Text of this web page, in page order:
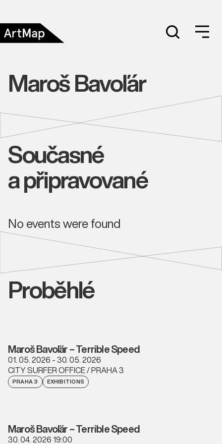
Maroš Bavoľár
Současné
a připravované
No events were found
Proběhlé
Maroš Bavoľár – Terrible Speed
01. 05. 2026 - 30. 05. 2026
CITY SURFER OFFICE / PRAHA 3
PRAHA 3 EXHIBITIONS
Maroš Bavoľár – Terrible Speed
30. 04. 2026 19:00